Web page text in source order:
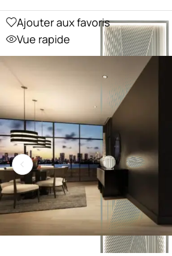
Ajouter aux favoris
Vue rapide